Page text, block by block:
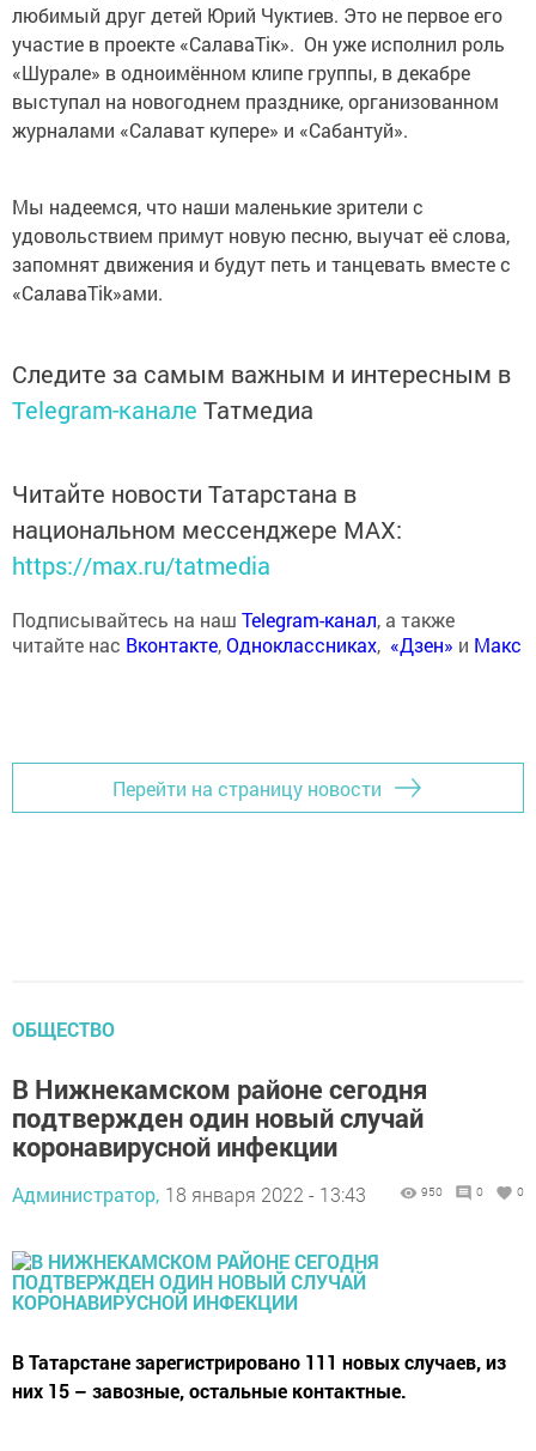
любимый друг детей Юрий Чуктиев. Это не первое его
участие в проекте «СалаваТік». Он уже исполнил роль
«Шурале» в одноимённом клипе группы, в декабре
выступал на новогоднем празднике, организованном
журналами «Салават купере» и «Сабантуй».
Мы надеемся, что наши маленькие зрители с
удовольствием примут новую песню, выучат её слова,
запомнят движения и будут петь и танцевать вместе с
«СалаваTik»ами.
Следите за самым важным и интересным в
Telegram-канале Татмедиа
Читайте новости Татарстана в
национальном мессенджере MАХ:
https://max.ru/tatmedia
Подписывайтесь на наш Telegram-канал, а также
читайте нас Вконтакте,Одноклассниках, «Дзен» и Макс
Перейти на страницу новости
ОБЩЕСТВО
В Нижнекамском районе сегодня
подтвержден один новый случай
коронавирусной инфекции
Администратор, 18 января 2022 - 13:43 950 0 0
В Татарстане зарегистрировано 111 новых случаев, из
них 15 – завозные, остальные контактные.